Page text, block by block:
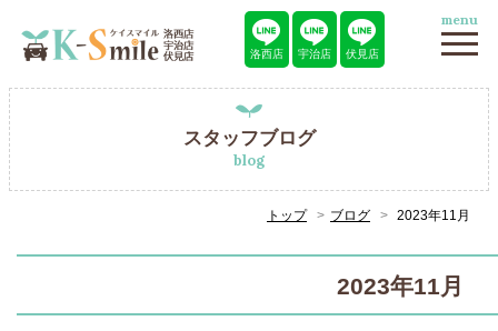
洛西店 宇治店 伏見店
menu
スタッフブログ
blog
トップ ブログ 2023年11月
2023年11月